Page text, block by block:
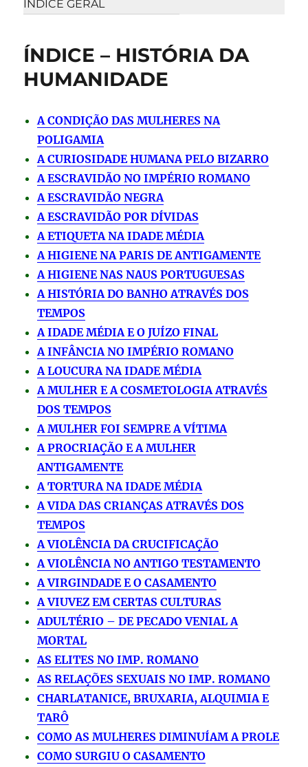
ÍNDICE GERAL
ÍNDICE – HISTÓRIA DA
HUMANIDADE
A CONDIÇÃO DAS MULHERES NA
POLIGAMIA
A CURIOSIDADE HUMANA PELO BIZARRO
A ESCRAVIDÃO NO IMPÉRIO ROMANO
A ESCRAVIDÃO NEGRA
A ESCRAVIDÃO POR DÍVIDAS
A ETIQUETA NA IDADE MÉDIA
A HIGIENE NA PARIS DE ANTIGAMENTE
A HIGIENE NAS NAUS PORTUGUESAS
A HISTÓRIA DO BANHO ATRAVÉS DOS
TEMPOS
A IDADE MÉDIA E O JUÍZO FINAL
A INFÂNCIA NO IMPÉRIO ROMANO
A LOUCURA NA IDADE MÉDIA
A MULHER E A COSMETOLOGIA ATRAVÉS
DOS TEMPOS
A MULHER FOI SEMPRE A VÍTIMA
A PROCRIAÇÃO E A MULHER
ANTIGAMENTE
A TORTURA NA IDADE MÉDIA
A VIDA DAS CRIANÇAS ATRAVÉS DOS
TEMPOS
A VIOLÊNCIA DA CRUCIFICAÇÃO
A VIOLÊNCIA NO ANTIGO TESTAMENTO
A VIRGINDADE E O CASAMENTO
A VIUVEZ EM CERTAS CULTURAS
ADULTÉRIO – DE PECADO VENIAL A
MORTAL
AS ELITES NO IMP. ROMANO
AS RELAÇÕES SEXUAIS NO IMP. ROMANO
CHARLATANICE, BRUXARIA, ALQUIMIA E
TARÔ
COMO AS MULHERES DIMINUÍAM A PROLE
COMO SURGIU O CASAMENTO